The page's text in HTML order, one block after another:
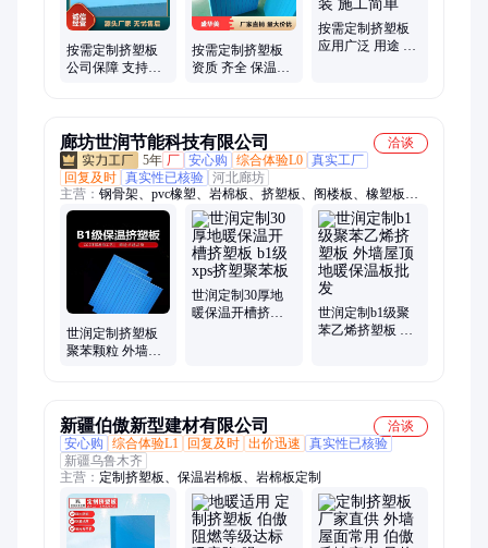
按需定制挤塑板
公司保障 支持验
按需定制挤塑板
资质 齐全 保温吸
按需定制挤塑板
应用广泛 用途 建
廊坊世润节能科技有限公司
洽谈
5年 厂 安心购 综合体验L0 真实工厂
回复及时 真实性已核验 河北廊坊
主营： 钢骨架、pvc橡塑、岩棉板、挤塑板、阁楼板、橡塑板、
屋面板、保温板、50mm防火、loft夹层、板楼层板、外墙挂板、
轻质防板、岩棉保温、白色陶瓷、隔热防火、防火水泥、吸引隔
音、防火保温、工业保温、水泥发泡、空调保温、防水保温、双
面钢网、水泥楼板、板泄爆墙
世润定制挤塑板
聚苯颗粒 外墙内
世润定制30厚地
暖保温开槽挤塑
世润定制b1级聚
苯乙烯挤塑板 外
新疆伯傲新型建材有限公司
洽谈
安心购
综合体验L1 回复及时 出价迅速
真实性已核验
新疆乌鲁木齐
主营： 定制挤塑板、保温岩棉板、岩棉板定制